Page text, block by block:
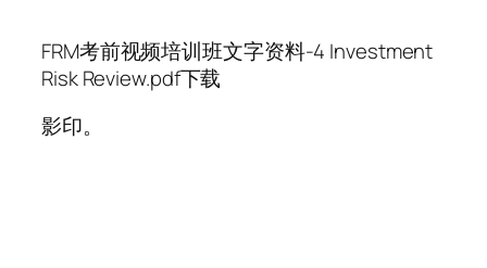
FRM考前视频培训班文字资料-4 Investment
Risk Review.pdf下载
影印。